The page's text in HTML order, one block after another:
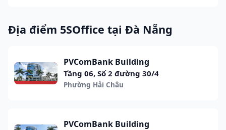
Địa điểm 5SOffice tại Đà Nẵng
PVComBank Building
Tầng 06, Số 2 đường 30/4
Phường Hải Châu
PVComBank Building